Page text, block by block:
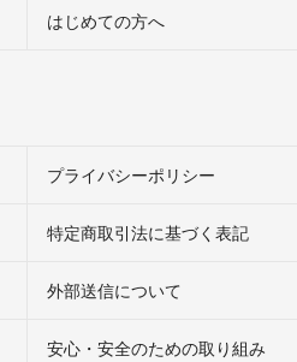
はじめての方へ
プライバシーポリシー
特定商取引法に基づく表記
外部送信について
安心・安全のための取り組み